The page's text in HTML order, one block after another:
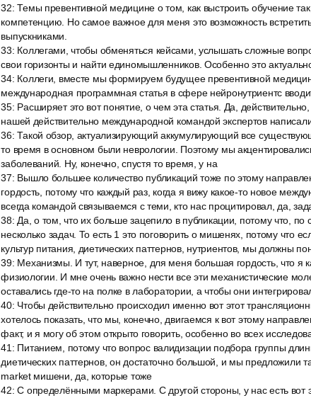
32:Темы превентивной медицине о том, как выстроить обучение
компетенцию. Но самое важное для меня это возможность
выпускниками.
33: Коллегами, чтобы обменяться кейсами, услышать сложные
свои горизонты и найти единомышленников. Особенно это
34: Коллеги, вместе мы формируем будущее превентивной
международная программная статья в сфере нейронутриентс
35: Расширяет это вот понятие, о чем эта статья. Да,
нашей действительно международной командой экспертов
36:Такой обзор, актуализирующий аккумулирующий все
то время в основном были неврологии. Поэтому мы
заболеваний. Ну, конечно, спустя то время, у на
37: Вышло большее количество публикаций тоже по этому
гордость, потому что каждый раз, когда я вижу какое-то новое
всегда командой связываемся с теми, кто нас процитировал, да,
38: Да, о том, что их больше зацепило в публикации, потому что,
несколько задач. То есть 1 это поговорить о мишенях, потому что
культур питания, диетических паттернов, нутриентов, мы должны
39: Механизмы. И тут, наверное, для меня большая гордость, что я
физиологии. И мне очень важно нести все эти механистические
оставались где-то на полке в лаборатории, а чтобы они
40: Чтобы действительно происходил именно вот этот
хотелось показать, что мы, конечно, двигаемся к вот этому
факт, и я могу об этом открыто говорить, особенно во всех
41 : Питанием, потому что вопрос валидизации подбора группы
диетических паттернов, он достаточно большой, и мы предложили
market мишени, да, которые тоже
42:С определёнными маркерами. С другой стороны, у нас есть вот